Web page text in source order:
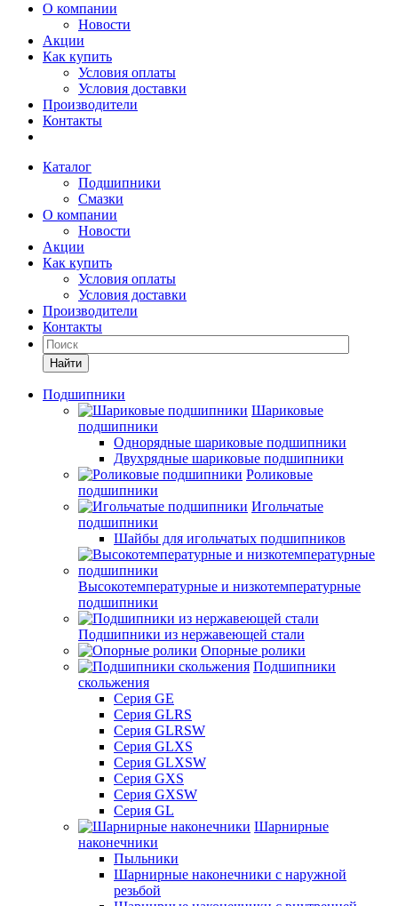
О компании
Новости
Акции
Как купить
Условия оплаты
Условия доставки
Производители
Контакты
Каталог
Подшипники
Смазки
О компании
Новости
Акции
Как купить
Условия оплаты
Условия доставки
Производители
Контакты
Найти
Подшипники
Шариковые
подшипники
Однорядные шариковые подшипники
Двухрядные шариковые подшипники
Роликовые
подшипники
Игольчатые
подшипники
Шайбы для игольчатых подшипников
Высокотемпературные и низкотемпературные
подшипники
Подшипники из нержавеющей стали
Опорные ролики
Подшипники
скольжения
Серия GE
Серия GLRS
Серия GLRSW
Серия GLXS
Серия GLXSW
Серия GXS
Серия GXSW
Серия GL
Шарнирные
наконечники
Пыльники
Шарнирные наконечники с наружной
резьбой